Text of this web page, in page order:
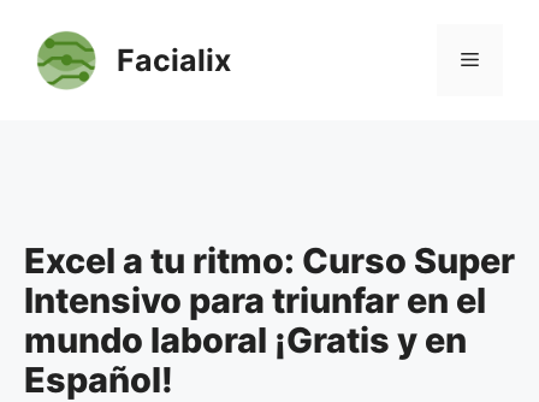
contenido
Facialix Menú
Excel a tu ritmo: Curso Super
Intensivo para triunfar en el
mundo laboral ¡Gratis y en
Español!